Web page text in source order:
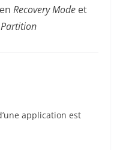
Recovery Mode et
application est